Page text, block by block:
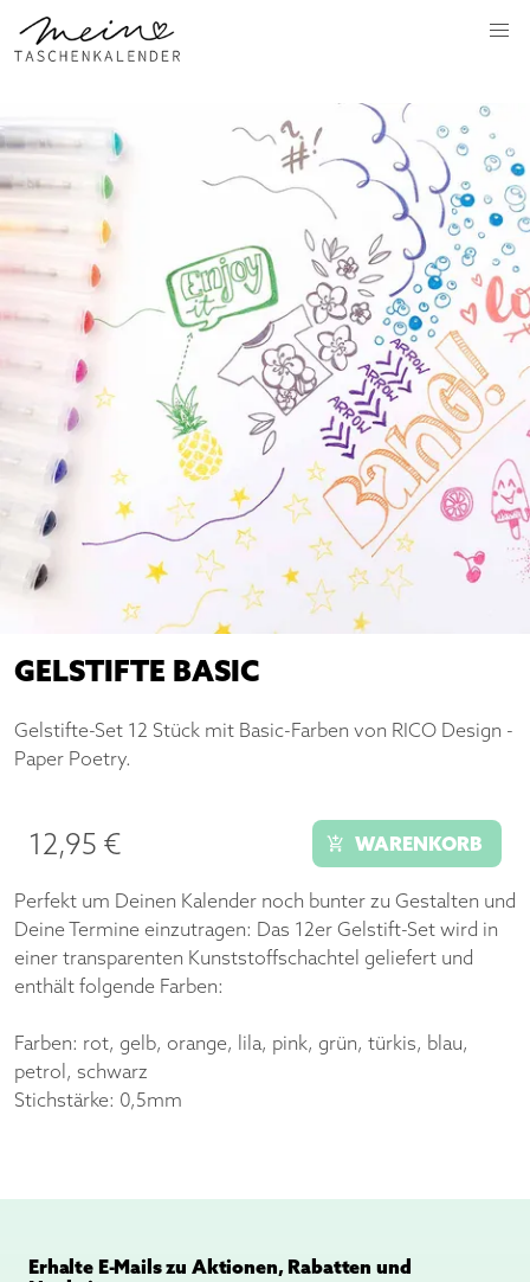
GELSTIFTE BASIC
Gelstifte-Set 12 Stück mit Basic-Farben von RICO Design -
Paper Poetry.
12,95 € WARENKORB
Perfekt um Deinen Kalender noch bunter zu Gestalten und
Deine Termine einzutragen: Das 12er Gelstift-Set wird in
einer transparenten Kunststoffschachtel geliefert und
enthält folgende Farben:
Farben: rot, gelb, orange, lila, pink, grün, türkis, blau,
petrol, schwarz
Stichstärke: 0,5mm
Erhalte E-Mails zu Aktionen, Rabatten und